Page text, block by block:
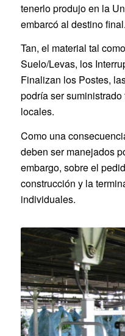
tenerlo produjo en la
embarcó al destino final.
Tan, el material tal
Suelo/Levas, los
Finalizan los Postes,
podría ser
locales.
Como una
deben ser manejados
embargo, sobre el
construcción y la
individuales.